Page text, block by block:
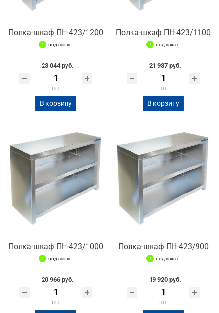
Полка-шкаф ПН-423/1200
под заказ
23 044 руб.
шт
В корзину
Полка-шкаф ПН-423/1100
под заказ
21 937 руб.
шт
В корзину
Полка-шкаф ПН-423/1000
под заказ
20 966 руб.
шт
Полка-шкаф ПН-423/900
под заказ
19 920 руб.
шт